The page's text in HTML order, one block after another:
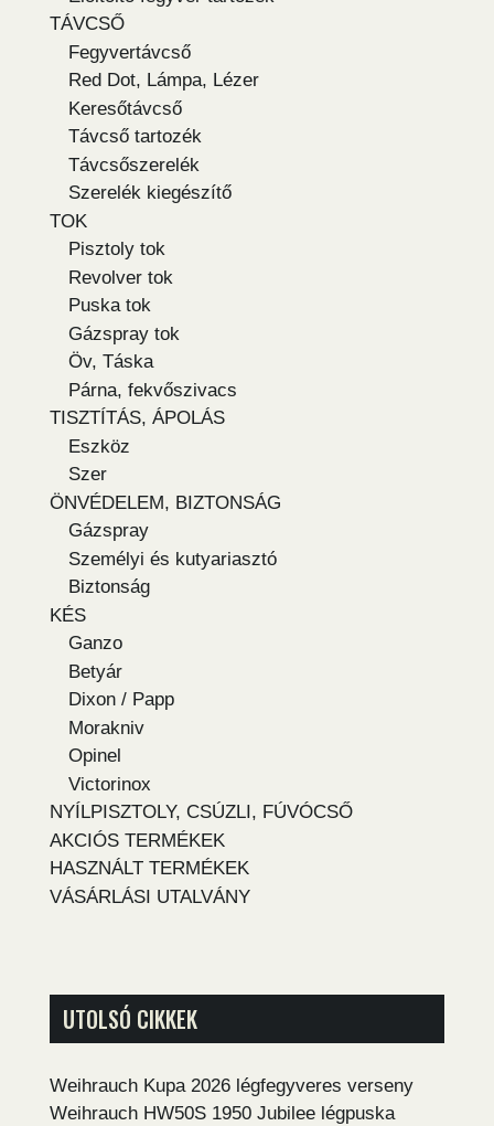
TÁVCSŐ
Fegyvertávcső
Red Dot, Lámpa, Lézer
Keresőtávcső
Távcső tartozék
Távcsőszerelék
Szerelék kiegészítő
TOK
Pisztoly tok
Revolver tok
Puska tok
Gázspray tok
Öv, Táska
Párna, fekvőszivacs
TISZTÍTÁS, ÁPOLÁS
Eszköz
Szer
ÖNVÉDELEM, BIZTONSÁG
Gázspray
Személyi és kutyariasztó
Biztonság
KÉS
Ganzo
Betyár
Dixon / Papp
Morakniv
Opinel
Victorinox
NYÍLPISZTOLY, CSÚZLI, FÚVÓCSŐ
AKCIÓS TERMÉKEK
HASZNÁLT TERMÉKEK
VÁSÁRLÁSI UTALVÁNY
UTOLSÓ CIKKEK
Weihrauch Kupa 2026 légfegyveres verseny
Weihrauch HW50S 1950 Jubilee légpuska